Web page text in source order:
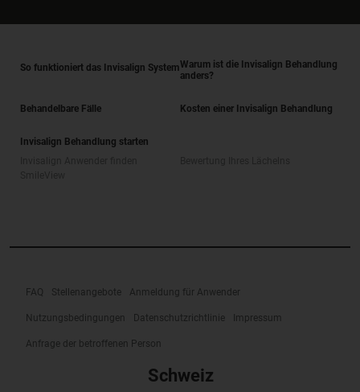
So funktioniert das Invisalign SystemWarum ist die Invisalign Behandlung
anders?
Behandelbare Fälle Kosten einer Invisalign Behandlung
Invisalign Behandlung starten
FAQ Stellenangebote Anmeldung für Anwender
Nutzungsbedingungen Datenschutzrichtlinie Impressum
Anfrage der betroffenen Person
Schweiz